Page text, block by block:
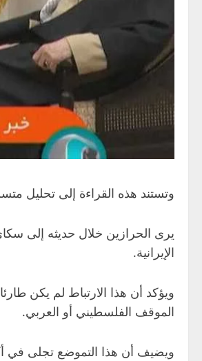
وتستند هذه القراءة إلى تحليل
يرى الحرازين خلال حديثه إلى
الإيرانية.
ويؤكد أن هذا الارتباط لم يكن
الموقف الفلسطيني أو العربي.
ويضيف أن هذا التموضع تجلى في